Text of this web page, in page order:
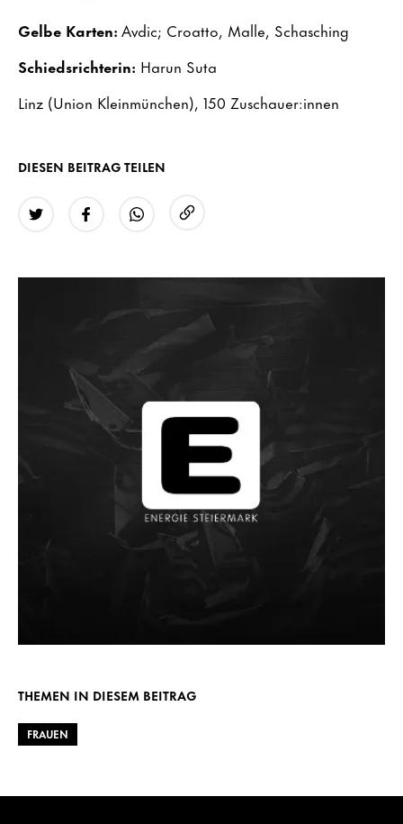
Gelbe Karten:Avdic; Croatto, Malle, Schasching
Schiedsrichterin: Harun Suta
Linz (Union Kleinmünchen), 150 Zuschauer:innen
DIESEN BEITRAG TEILEN
THEMEN IN DIESEM BEITRAG
FRAUEN